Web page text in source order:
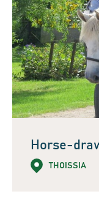
Horse-
THOISSIA